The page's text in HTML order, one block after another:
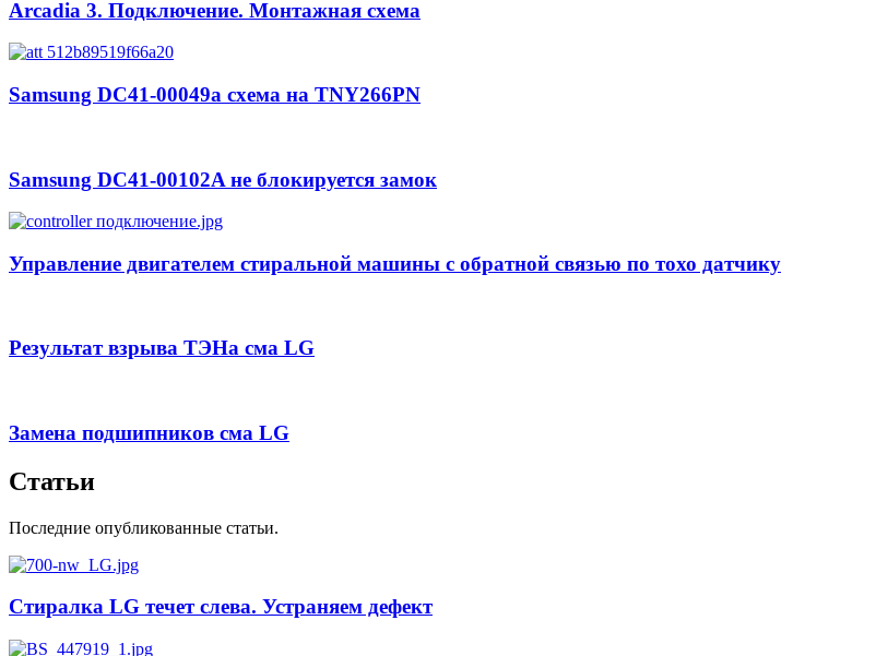
Arcadia 3. Подключение. Монтажная схема
Samsung DC41-00049a схема на TNY266PN
Samsung DC41-00102A не блокируется замок
Управление двигателем стиральной машины с обратной связью по тохо датчику
Результат взрыва ТЭНа сма LG
Замена подшипников сма LG
Статьи
Последние опубликованные статьи.
Стиралка LG течет слева. Устраняем дефект